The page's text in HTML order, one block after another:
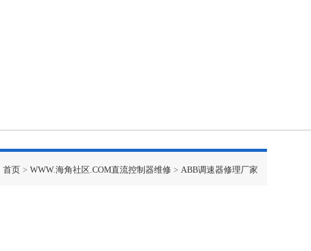
首页 > WWW.海角社区.COM直流控制器维修 > ABB调速器修理厂家